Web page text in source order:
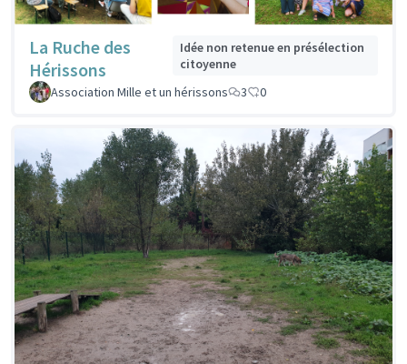
La Ruche des
Hérissons
Idée non retenue en présélection
citoyenne
Association Mille et un hérissons
3 0